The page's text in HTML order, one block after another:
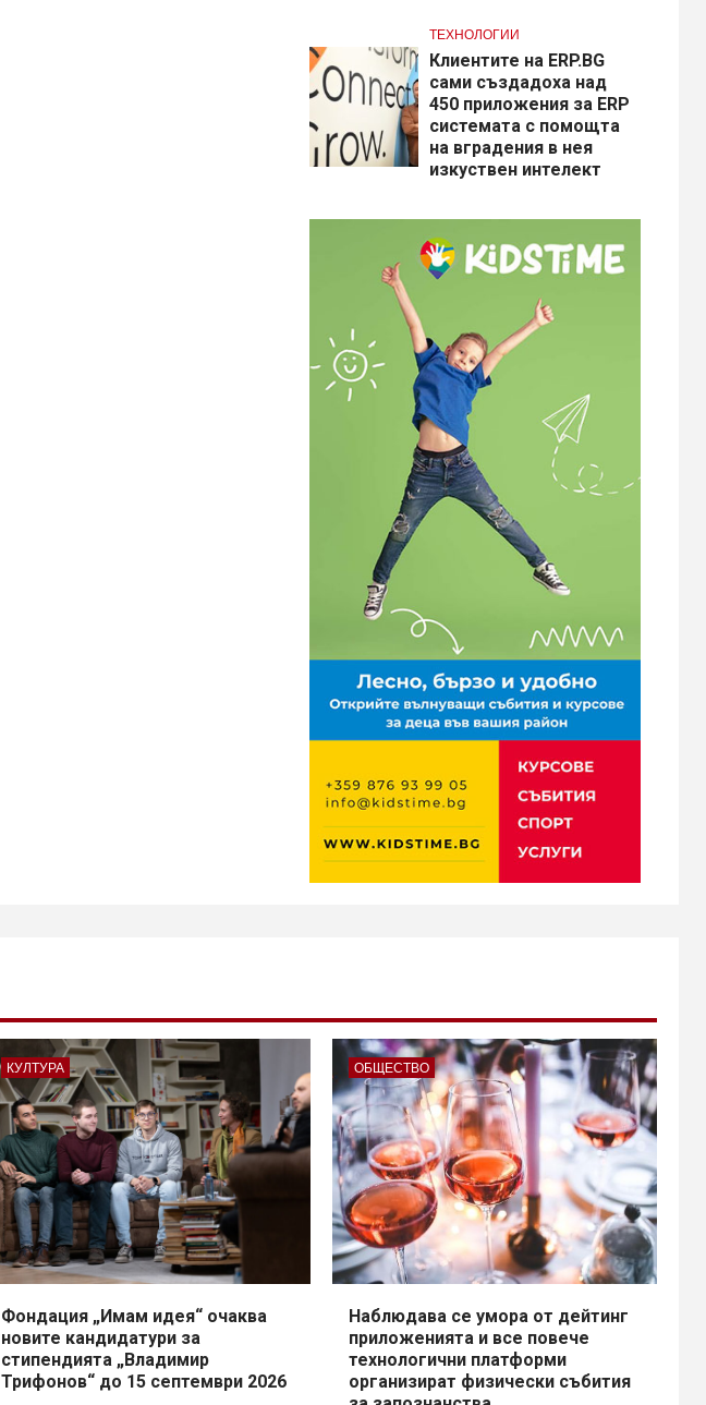
ТЕХНОЛОГИИ
Клиентите на ERP.BG
сами създадоха над
450 приложения за ERP
системата с помощта
на вградения в нея
изкуствен интелект
КУЛТУРА
Фондация „Имам идея“ очаква
новите кандидатури за
стипендията „Владимир
Трифонов“ до 15 септември 2026
ОБЩЕСТВО
Наблюдава се умора от дейтинг
приложенията и все повече
технологични платформи
организират физически събития